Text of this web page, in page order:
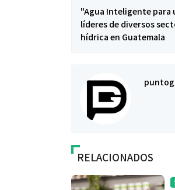
"Agua Inteligente para
líderes de diversos
hídrica en Guatemala
RELACIONADOS